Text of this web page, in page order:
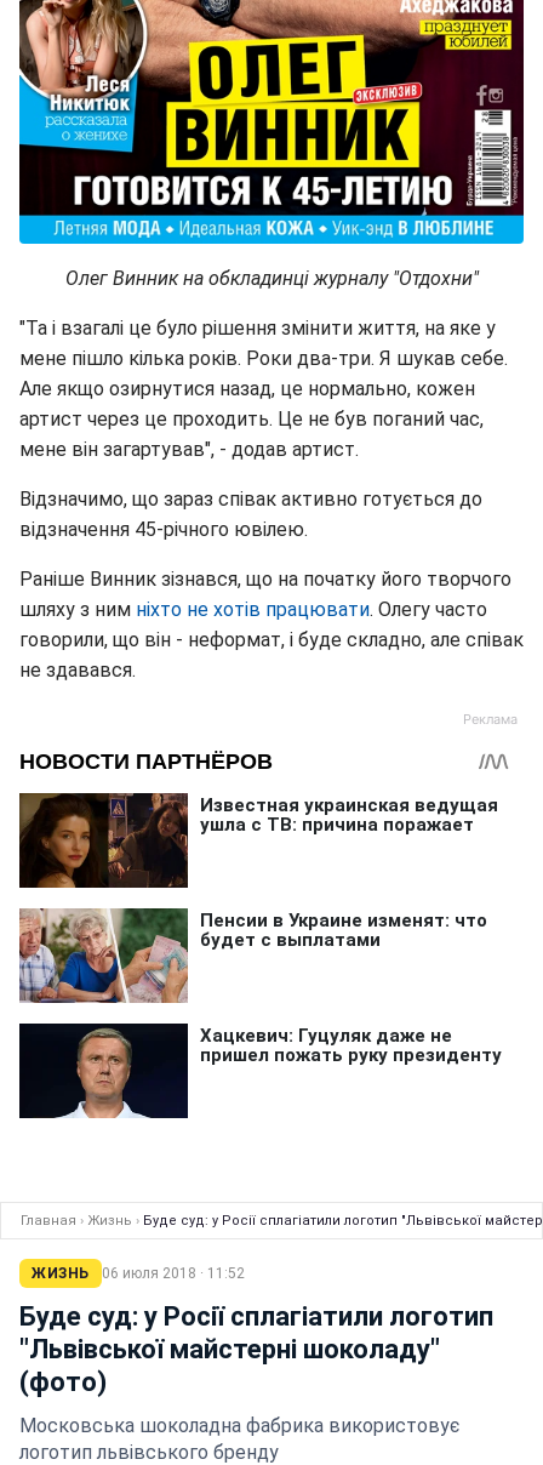
Олег Винник на обкладинці журналу "Отдохни"
"Та і взагалі це було рішення змінити життя, на яке у
мене пішло кілька років. Роки два-три. Я шукав себе.
Але якщо озирнутися назад, це нормально, кожен
артист через це проходить. Це не був поганий час,
мене він загартував", - додав артист.
Відзначимо, що зараз співак активно готується до
відзначення 45-річного ювілею.
Раніше Винник зізнався, що на початку його творчого
шляху з ним ніхто не хотів працювати. Олегу часто
говорили, що він - неформат, і буде складно, але співак
не здавався.
Главная › Жизнь › Буде суд: у Росії сплагіатили логотип "Львівської
ЖИЗНЬ 06 июля 2018 · 11:52
Буде суд: у Росії сплагіатили логотип
"Львівської майстерні шоколаду"
(фото)
Московська шоколадна фабрика використовує
логотип львівського бренду